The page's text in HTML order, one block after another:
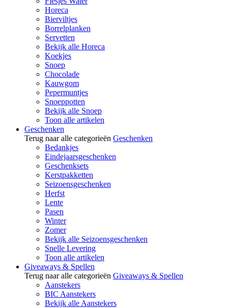
Horeca
Bierviltjes
Borrelplanken
Servetten
Bekijk alle Horeca
Koekjes
Snoep
Chocolade
Kauwgom
Pepermuntjes
Snoeppotten
Bekijk alle Snoep
Toon alle artikelen
Geschenken
Terug naar alle categorieën Geschenken
Bedankjes
Eindejaarsgeschenken
Geschenksets
Kerstpakketten
Seizoensgeschenken
Herfst
Lente
Pasen
Winter
Zomer
Bekijk alle Seizoensgeschenken
Snelle Levering
Toon alle artikelen
Giveaways & Spellen
Terug naar alle categorieën Giveaways & Spellen
Aanstekers
BIC Aanstekers
Bekijk alle Aanstekers